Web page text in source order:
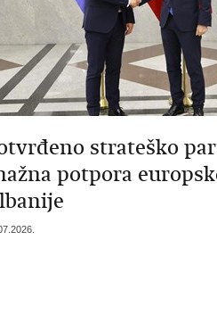
strateško
potpora